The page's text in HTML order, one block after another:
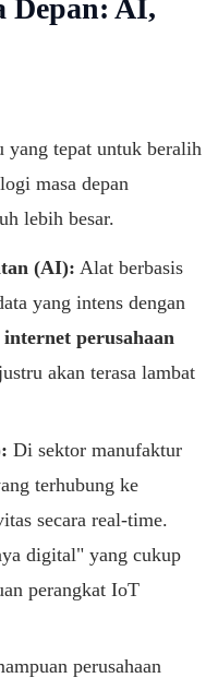
Depan: AI,
yang tepat untuk beralih
masa depan
lebih besar.
(AI): Alat berbasis
yang intens dengan
perusahaan
akan terasa lambat
Di sektor manufaktur
terhubung ke
secara real-time.
digital" yang cukup
perangkat IoT
perusahaan